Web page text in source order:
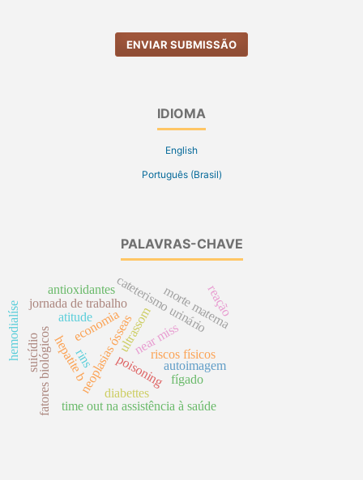
ENVIAR SUBMISSÃO
IDIOMA
English
Português (Brasil)
PALAVRAS-CHAVE
hepatite bneoplasias ósseaspoisoning
ultrassom
cateterismo urinário
near miss
time out na assistência à saúde
jornada de trabalho
riscos físicos
autoimagem
fatores biológicos
morte materna
economia
suicídio
reação
diabettes
hemodialíse
fígado
rins
antioxidantes
atitude